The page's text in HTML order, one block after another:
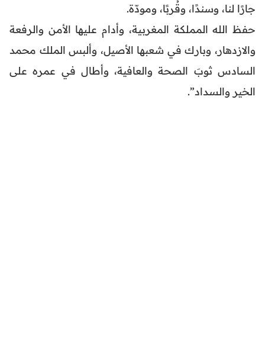
جارًا لنا، وسندًا، وقُربًا، ومودّة.
حفظ الله المملكة المغربية، وأدام عليها الأمن والرفعة
والازدهار، وبارك في شعبها الأصيل، وألبس الملك محمد
السادس ثوبَ الصحة والعافية، وأطال في عمره على
الخير والسداد”.